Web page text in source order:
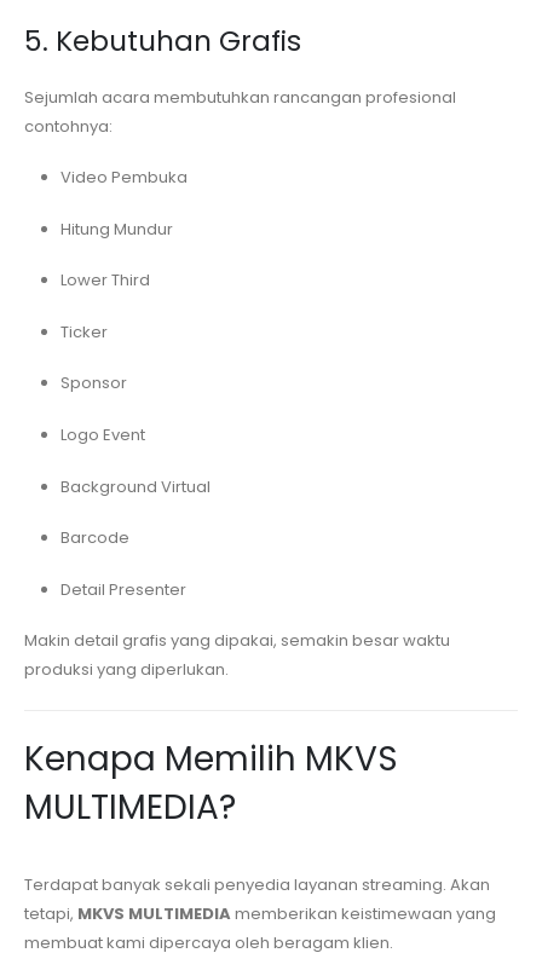
5. Kebutuhan Grafis
Sejumlah acara membutuhkan rancangan profesional
contohnya:
Video Pembuka
Hitung Mundur
Lower Third
Ticker
Sponsor
Logo Event
Background Virtual
Barcode
Detail Presenter
Makin detail grafis yang dipakai, semakin besar waktu
produksi yang diperlukan.
Kenapa Memilih MKVS
MULTIMEDIA?
Terdapat banyak sekali penyedia layanan streaming. Akan
tetapi, MKVS MULTIMEDIAmemberikan keistimewaan yang
membuat kami dipercaya oleh beragam klien.